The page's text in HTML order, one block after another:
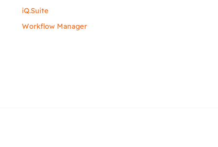
iQ.Suite
Workflow Manager